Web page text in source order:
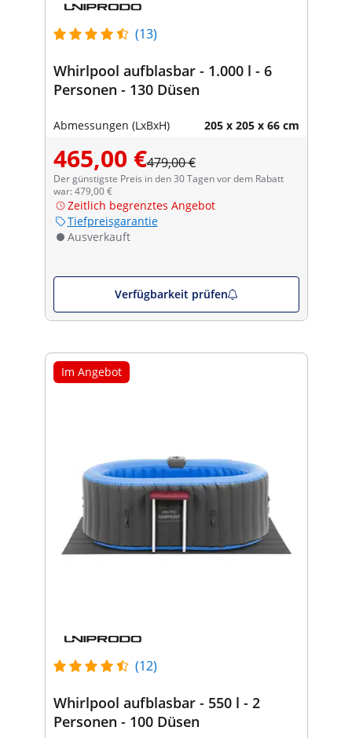
(13)
Whirlpool aufblasbar - 1.000 l - 6
Personen - 130 Düsen
Abmessungen (LxBxH) 205 x 205 x 66 cm
465,00 €479,00 €
Der günstigste Preis in den 30 Tagen vor dem Rabatt
war: 479,00 €
Zeitlich begrenztes Angebot
Tiefpreisgarantie
Ausverkauft
Verfügbarkeit prüfen
Im Angebot
(12)
Whirlpool aufblasbar - 550 l - 2
Personen - 100 Düsen